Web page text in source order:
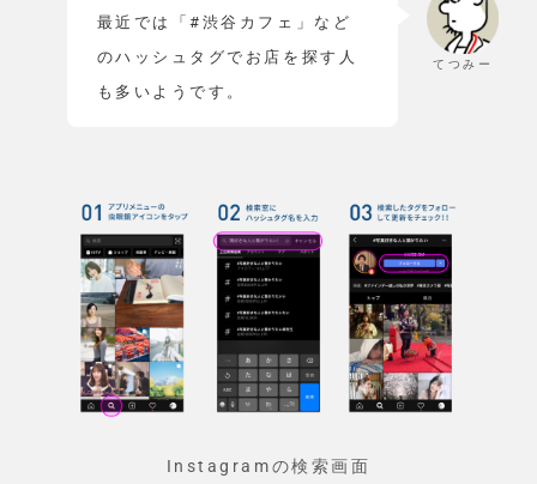
てつみー
最近では「#渋谷カフェ」など
のハッシュタグでお店を探す人
も多いようです。
Instagramの検索画面